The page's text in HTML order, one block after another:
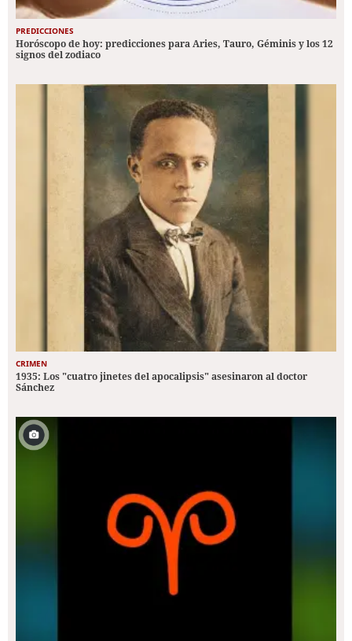
PREDICCIONES
Horóscopo de hoy: predicciones para Aries, Tauro, Géminis y los 12
signos del zodiaco
CRIMEN
1935: Los "cuatro jinetes del apocalipsis" asesinaron al doctor
Sánchez